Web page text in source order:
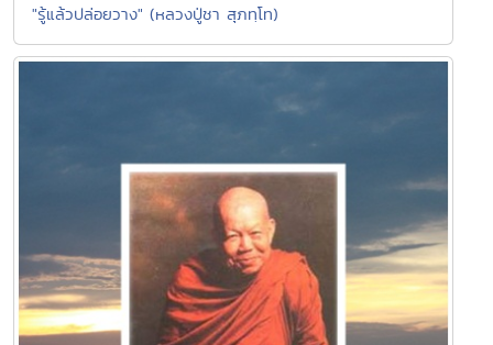
"รู้แล้วปล่อยวาง" (หลวงปู่ชา สุภทฺโท)